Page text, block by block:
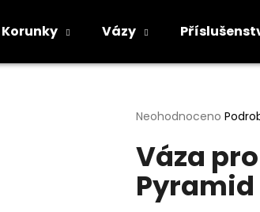
Korunky Vázy
Průměrné
produktu
je
0,0
Neohodnoceno
Váza
najít?
HLEDAT